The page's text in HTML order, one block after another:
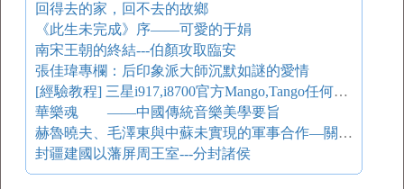
回得去的家，回不去的故鄉
《此生未完成》序——可愛的于娟
南宋王朝的終結---伯顏攻取臨安
張佳瑋專欄：后印象派大師沉默如謎的愛情
[經驗教程] 三星i917,i8700官方Mango,Tango任何版本（8773,8107,7740,7720）越獄防鎖教程
華樂魂 ——中國傳統音樂美學要旨
赫魯曉夫、毛澤東與中蘇未實現的軍事合作—關于防空協定、長波電臺及聯合艦隊問題的再討論
封疆建國以藩屏周王室---分封諸侯